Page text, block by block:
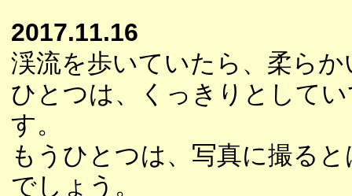
2017.11.16
渓流を歩いていたら、柔ら
ひとつは、くっきりとして
す。
もうひとつは、写真に撮る
でしょう。